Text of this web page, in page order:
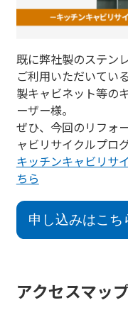
既に弊社製のステン
ご利用いただいてい
製キャビネット等の
ーザー様。
ぜひ、今回のリフォ
ャビリサイクルプロ
キッチンキャビリサ
ちら
申し込みはこち
アクセスマッ